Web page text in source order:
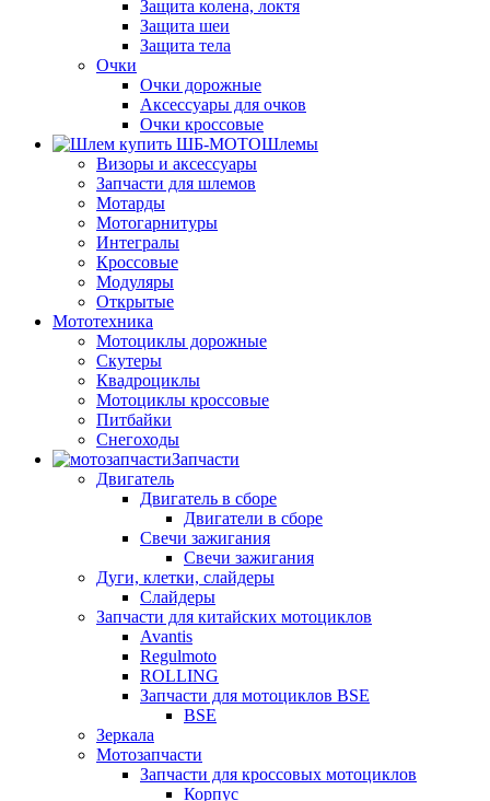
Защита колена, локтя
Защита шеи
Защита тела
Очки
Очки дорожные
Аксессуары для очков
Очки кроссовые
Шлемы
Визоры и аксессуары
Запчасти для шлемов
Мотарды
Мотогарнитуры
Интегралы
Кроссовые
Модуляры
Открытые
Мототехника
Мотоциклы дорожные
Скутеры
Квадроциклы
Мотоциклы кроссовые
Питбайки
Снегоходы
Запчасти
Двигатель
Двигатель в сборе
Двигатели в сборе
Свечи зажигания
Свечи зажигания
Дуги, клетки, слайдеры
Слайдеры
Запчасти для китайских мотоциклов
Avantis
Regulmoto
ROLLING
Запчасти для мотоциклов BSE
BSE
Зеркала
Мотозапчасти
Запчасти для кроссовых мотоциклов
Корпус